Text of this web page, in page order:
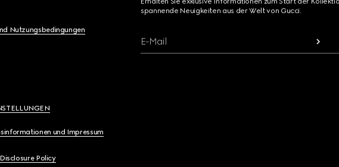
Nutzungsbedingungen
und Impressum
Policy
spannende Neuigkeiten aus der Welt von Gucci.
E-Mail